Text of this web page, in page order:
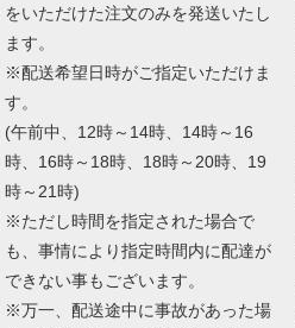
をいただけた注文のみを発送いたし
ます。
※配送希望日時がご指定いただけま
す。
(午前中、12時～14時、14時～16
時、16時～18時、18時～20時、19
時～21時)
※ただし時間を指定された場合で
も、事情により指定時間内に配達が
できない事もございます。
※万一、配送途中に事故があった場